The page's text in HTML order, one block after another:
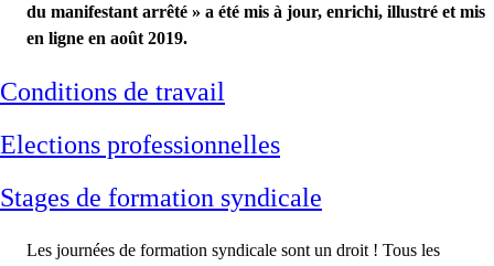
du manifestant arrêté » a été mis à jour, enrichi, illustré et mis
en ligne en août 2019.
Conditions de travail
Elections professionnelles
Stages de formation syndicale
Les journées de formation syndicale sont un droit ! Tous les